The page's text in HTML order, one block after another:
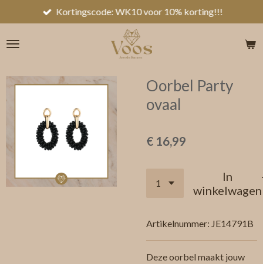
direct
naar
Kortingscode: WK10 voor 10% korting!!!
Oorbel Party
ovaal
€ 16,99
In
winkelwagen
Artikelnummer: JE14791B
Deze oorbel maakt jouw